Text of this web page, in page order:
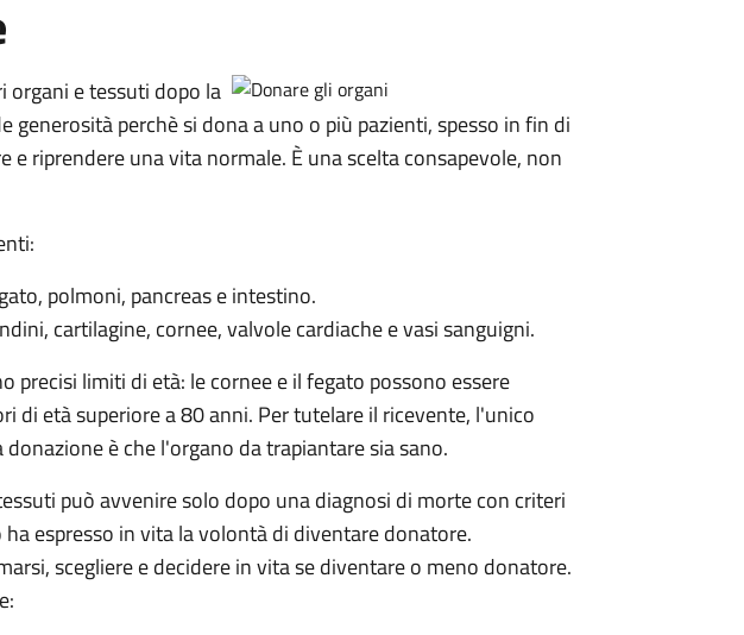
organi e tessuti dopo la
generosità perchè si dona a uno o più pazienti, spesso in fin di
e riprendere una vita normale. È una scelta consapevole, non
polmoni, pancreas e intestino.
cartilagine, cornee, valvole cardiache e vasi sanguigni.
precisi limiti di età: le cornee e il fegato possono essere
di età superiore a 80 anni. Per tutelare il ricevente, l'unico
è che l'organo da trapiantare sia sano.
può avvenire solo dopo una diagnosi di morte con criteri
espresso in vita la volontà di diventare donatore.
scegliere e decidere in vita se diventare o meno donatore.